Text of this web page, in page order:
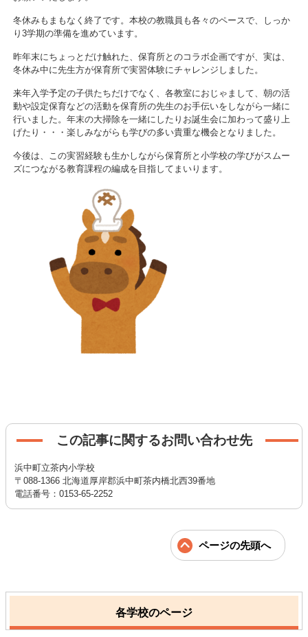
冬休みもまもなく終了です。本校の教職員も各々のペースで、しっか
り3学期の準備を進めています。
昨年末にちょっとだけ触れた、保育所とのコラボ企画ですが、実は、
冬休み中に先生方が保育所で実習体験にチャレンジしました。
来年入学予定の子供たちだけでなく、各教室におじゃまして、朝の活
動や設定保育などの活動を保育所の先生のお手伝いをしながら一緒に
行いました。年末の大掃除を一緒にしたりお誕生会に加わって盛り上
げたり・・・楽しみながらも学びの多い貴重な機会となりました。
今後は、この実習経験も生かしながら保育所と小学校の学びがスムー
ズにつながる教育課程の編成を目指してまいります。
この記事に関するお問い合わせ先
浜中町立茶内小学校
〒088-1366 北海道厚岸郡浜中町茶内橋北西39番地
電話番号：0153-65-2252
ページの先頭へ
各学校のページ